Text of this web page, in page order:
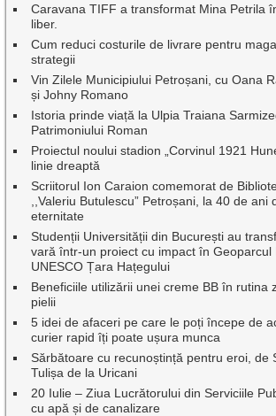
Caravana TIFF a transformat Mina Petrila
liber.
Cum reduci costurile de livrare pentru
strategii
Vin Zilele Municipiului Petroșani, cu Oana
și Johny Romano
Istoria prinde viață la Ulpia Traiana
Patrimoniului Roman
Proiectul noului stadion „Corvinul 1921
linie dreaptă
Scriitorul Ion Caraion comemorat de
,,Valeriu Butulescu” Petroșani, la 40 de
eternitate
Studenții Universității din București au
vară într-un proiect cu impact în Geoparcul
UNESCO Țara Hațegului
Beneficiile utilizării unei creme BB în rutina
pielii
5 idei de afaceri pe care le poți începe de
curier rapid îți poate ușura munca
Sărbătoare cu recunoștință pentru eroi, de
Tulișa de la Uricani
20 Iulie – Ziua Lucrătorului din Serviciile
cu apă și de canalizare